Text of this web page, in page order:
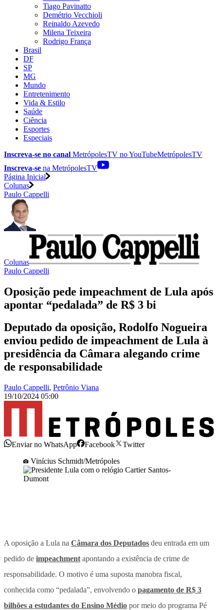
Tiago Pavinatto
Demétrio Vecchioli
Reinaldo Azevedo
Milena Teixeira
Rodrigo França
Brasil
DF
SP
MG
Mundo
Entretenimento
Vida & Estilo
Saúde
Ciência
Esportes
Especiais
Inscreva-se no canal MetrópolesTV noYouTubeMetrópolesTV
Inscreva-se na MetrópolesTV
Página Inicial
Colunas
Paulo Cappelli
Colunas
Paulo Cappelli
Oposição pede impeachment de Lula após
apontar “pedalada” de R$ 3 bi
Deputado da oposição, Rodolfo Nogueira
enviou pedido de impeachment de Lula à
presidência da Câmara alegando crime
de responsabilidade
Paulo Cappelli, Petrônio Viana
19/10/2024 05:00
Enviar no WhatsApp Facebook
Twitter
Vinícius Schmidt/Metrópoles
A oposição a Lula na Câmara dos Deputados deu entrada em um
pedido de impeachment apontando a existência de crime de
responsabilidade. O motivo é uma suposta manobra fiscal,
conhecida como “pedalada”, envolvendo o pagamento de R$ 3
bilhões a estudantes do Ensino Médio por meio do programa Pé